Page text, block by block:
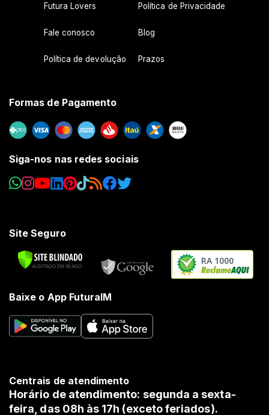
Futura Lovers Política de Privacidade
Fale conosco Blog
Política de devolução Prazos
Formas de Pagamento
Siga-nos nas redes sociais
Site Seguro
RA 1000
Baixe o App FuturaIM
Centrais de atendimento
Horário de atendimento: segunda a sexta-
feira, das 08h às 17h (exceto feriados).